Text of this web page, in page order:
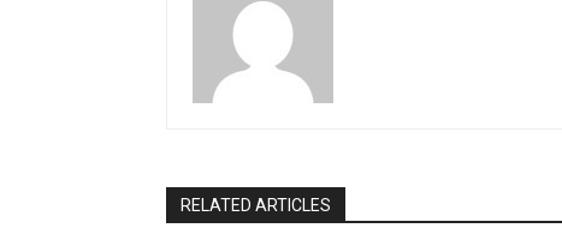
RELATED ARTICLES